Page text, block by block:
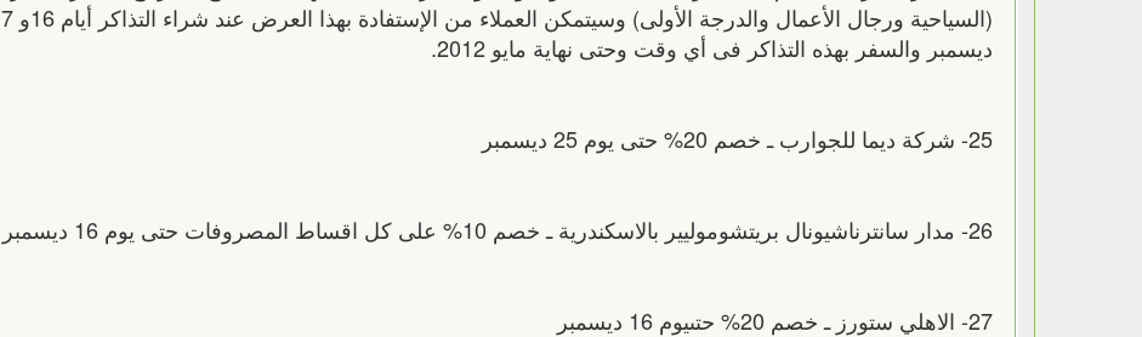
ديسمبر والسفر بهذه التذاكر فى أي وقت وحتى نهاية مايو 2012.
25- شركة ديما للجوارب ـ خصم 20% حتى يوم 25 ديسمبر
26- مدار سانترناشيونال بريتشوموليير بالاسكندرية ـ خصم 10% على كل اقساط المصروفات حتى يوم 16 ديسمبر
27- الاهلي ستورز ـ خصم 20% حتىيوم 16 ديسمبر